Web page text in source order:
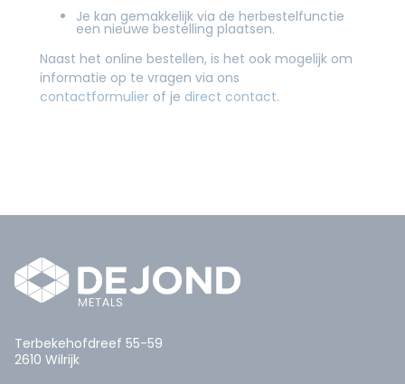
Je kan gemakkelijk via de herbestelfunctie
een nieuwe bestelling plaatsen.
Naast het online bestellen, is het ook mogelijk om
informatie op te vragen via ons
contactformulier of je direct contact.
Terbekehofdreef 55-59
2610 Wilrijk